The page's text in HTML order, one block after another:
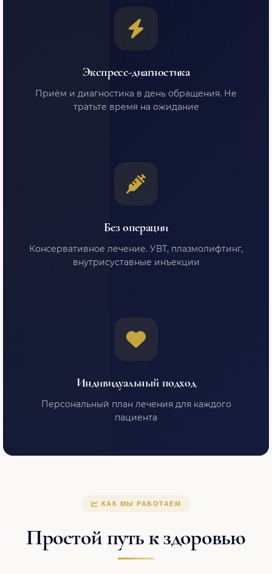
Экспресс-диагностика
Приём и диагностика в день обращения. Не
тратьте время на ожидание
Без операции
Консервативное лечение. УВТ, плазмолифтинг,
внутрисуставные инъекции
Индивидуальный подход
Персональный план лечения для каждого
пациента
КАК МЫ РАБОТАЕМ
Простой путь к здоровью